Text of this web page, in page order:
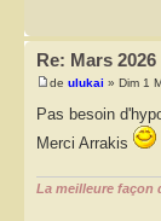
Re: Mars
de ulukai » Dim 1
Pas besoin
Merci Arrakis
La meilleure façon